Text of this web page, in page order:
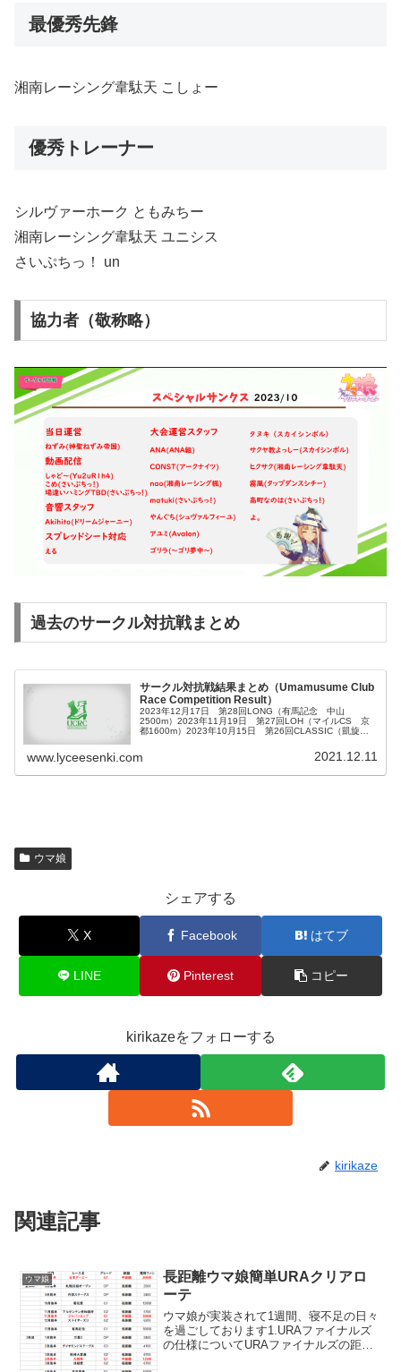
最優秀先鋒
湘南レーシング韋駄天 こしょー
優秀トレーナー
シルヴァーホーク ともみちー
湘南レーシング韋駄天 ユニシス
さいぷちっ！ un
協力者（敬称略）
過去のサークル対抗戦まとめ
サークル対抗戦結果まとめ（Umamusume Club
Race Competition Result）
2023年12月17日 第28回LONG（有馬記念 中山
2500m）2023年11月19日 第27回LOH（マイルCS 京
都1600m）2023年10月15日 第26回CLASSIC（凱旋門
www.lyceesenki.com 2021.12.11
ウマ娘
シェアする
X Facebook はてブ
LINE Pinterest コピー
kirikazeをフォローする
kirikaze
関連記事
ウマ娘
長距離ウマ娘簡単URAクリアロ
ーテ
ウマ娘が実装されて1週間、寝不足の日々
を過ごしております1.URAファイナルズ
の仕様についてURAファイナルズの距離